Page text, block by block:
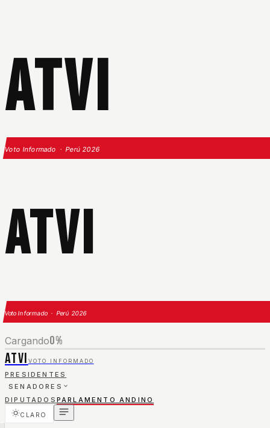
ATVI
Voto Informado · Perú 2026
ATVI
Voto Informado · Perú 2026
Cargando0%
ATVI VOTO INFORMADO
PRESIDENTES
SENADORES
DIPUTADOS PARLAMENTO ANDINO
CLARO